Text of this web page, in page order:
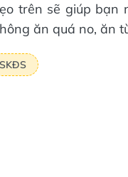
trên sẽ giúp
ăn quá no, ăn